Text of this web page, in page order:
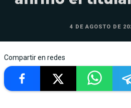
4 DE AGOSTO DE
Compartir en redes